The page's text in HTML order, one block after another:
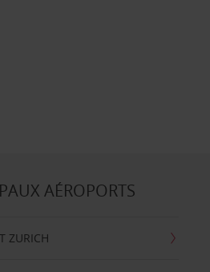
AÉROPORTS
ZURICH